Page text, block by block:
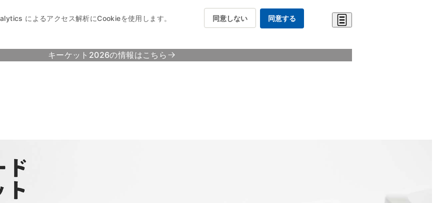
によるアクセス解析にCookieを使用します。 同意しない 同意する
キーケット2026の情報はこちら